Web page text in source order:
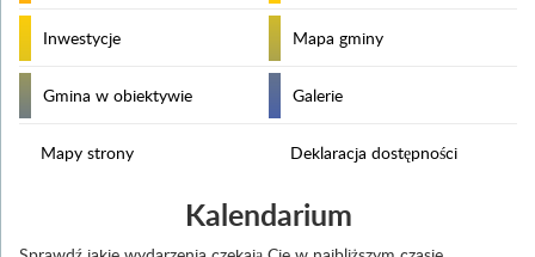
Inwestycje Mapa gminy
Gmina w obiektywie Galerie
Mapy strony Deklaracja dostępności
Kalendarium